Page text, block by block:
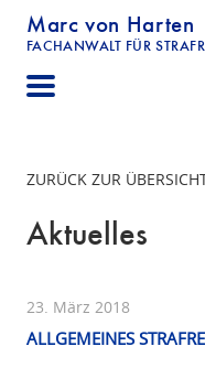
Marc von Harten
FACHANWALT FÜR
STRAFRECHT |
ZURÜCK ZUR
Aktuelles
23. März 2018
ALLGEMEINES